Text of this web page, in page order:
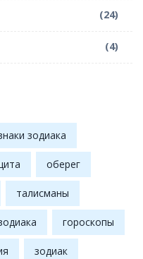
(24)
(4)
зодиака
оберег
талисманы
гороскопы
зодиак